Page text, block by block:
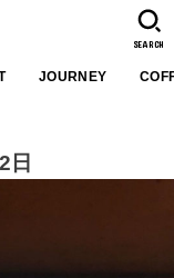
JOURNEY
SEARCH
日